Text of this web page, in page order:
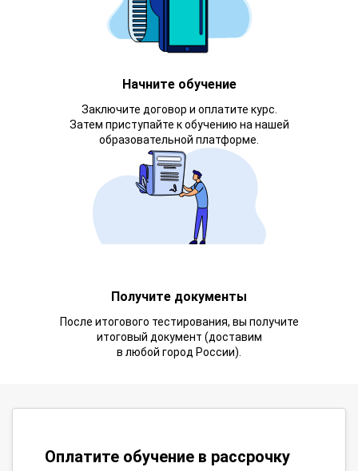
Начните обучение
Заключите договор и оплатите курс.
Затем приступайте к обучению на нашей
образовательной платформе.
Получите документы
После итогового тестирования, вы получите
итоговый документ (доставим
в любой город России).
Оплатите обучение в рассрочку